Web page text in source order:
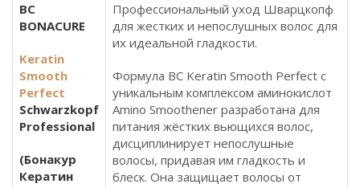
BC
BONACURE
Keratin
Smooth
Perfect
Schwarzkopf
Professional
(Бонакур
Кератин
Профессиональный уход Шварцкопф
для жестких и непослушных волос для
их идеальной гладкости.
Формула BC Keratin Smooth Perfect с
уникальным комплексом аминокислот
Amino Smoothener разработана для
питания жёстких вьющихся волос,
дисциплинирует непослушные
волосы, придавая им гладкость и
блеск. Она защищает волосы от